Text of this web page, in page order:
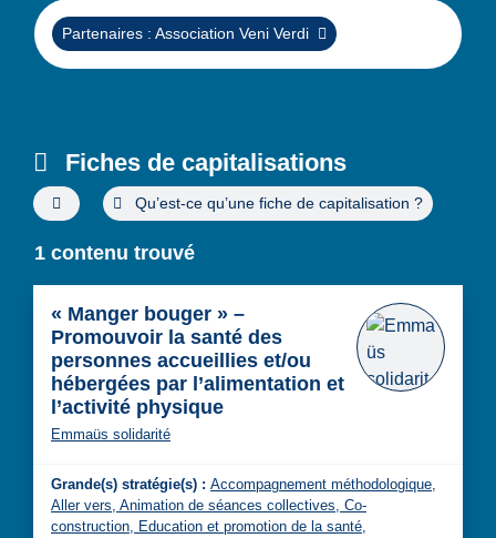
Supprimer
Partenaires : Association Veni Verdi
Fiches de capitalisations
Filtres de recherche avancée
Qu’est-ce qu’une fiche de capitalisation ?
1 contenu trouvé
« Manger bouger » –
Promouvoir la santé des
personnes accueillies et/ou
hébergées par l’alimentation et
l’activité physique
Emmaüs solidarité
Grande(s) stratégie(s) : Accompagnement méthodologique,
Aller vers, Animation de séances collectives, Co-
construction, Education et promotion de la santé,